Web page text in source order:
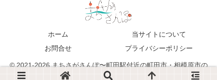
ホーム
当サイトについて
お問合せ
プライバシーポリシー
© 2021-2026 まちさがさんぽ〜町田駅付近の町田市・相模原市の
生活・地域情報ブログサイト〜.